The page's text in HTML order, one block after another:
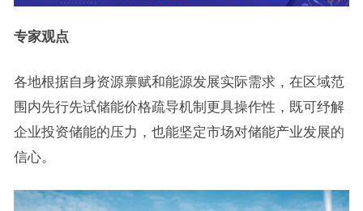
专家观点
各地根据自身资源禀赋和能源发展实际需求，在区域范
围内先行先试储能价格疏导机制更具操作性，既可纾解
企业投资储能的压力，也能坚定市场对储能产业发展的
信心。